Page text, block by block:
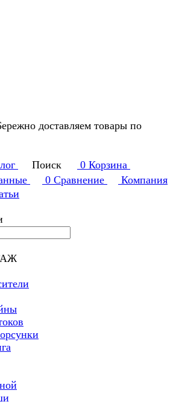
доставляем товары по
Поиск 0 Корзина
0 Сравнение
Компания